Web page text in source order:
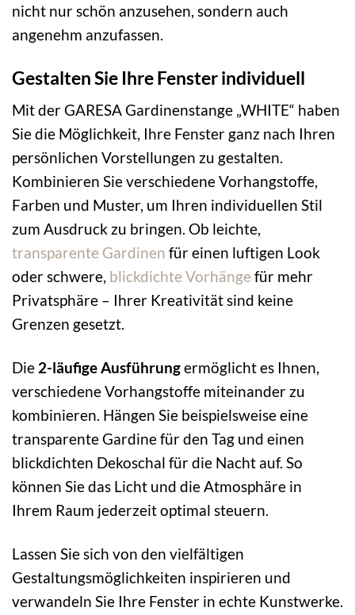
nicht nur schön anzusehen, sondern auch
angenehm anzufassen.
Gestalten Sie Ihre Fenster individuell
Mit der GARESA Gardinenstange „WHITE“ haben
Sie die Möglichkeit, Ihre Fenster ganz nach Ihren
persönlichen Vorstellungen zu gestalten.
Kombinieren Sie verschiedene Vorhangstoffe,
Farben und Muster, um Ihren individuellen Stil
zum Ausdruck zu bringen. Ob leichte,
transparente Gardinen für einen luftigen Look
oder schwere, blickdichte Vorhänge für mehr
Privatsphäre – Ihrer Kreativität sind keine
Grenzen gesetzt.
Die 2-läufige Ausführungermöglicht es Ihnen,
verschiedene Vorhangstoffe miteinander zu
kombinieren. Hängen Sie beispielsweise eine
transparente Gardine für den Tag und einen
blickdichten Dekoschal für die Nacht auf. So
können Sie das Licht und die Atmosphäre in
Ihrem Raum jederzeit optimal steuern.
Lassen Sie sich von den vielfältigen
Gestaltungsmöglichkeiten inspirieren und
verwandeln Sie Ihre Fenster in echte Kunstwerke.